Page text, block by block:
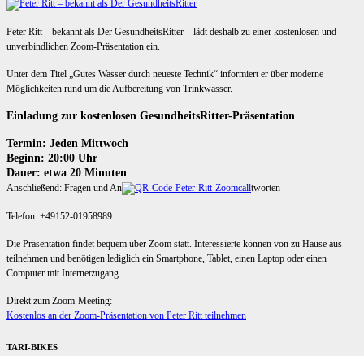
Peter Ritt – bekannt als Der GesundheitsRitter – lädt deshalb zu einer kostenlosen und
unverbindlichen Zoom-Präsentation ein.
Unter dem Titel „Gutes Wasser durch neueste Technik“ informiert er über moderne
Möglichkeiten rund um die Aufbereitung von Trinkwasser.
Einladung zur kostenlosen GesundheitsRitter-Präsentation
Termin: Jeden Mittwoch
Beginn: 20:00 Uhr
Dauer: etwa 20 Minuten
Anschließend: Fragen und An tworten
Telefon: +49152-01958989
Die Präsentation findet bequem über Zoom statt. Interessierte können von zu Hause aus
teilnehmen und benötigen lediglich ein Smartphone, Tablet, einen Laptop oder einen
Computer mit Internetzugang.
Direkt zum Zoom-Meeting:
Kostenlos an der Zoom-Präsentation von Peter Ritt teilnehmen
TARI-BIKES